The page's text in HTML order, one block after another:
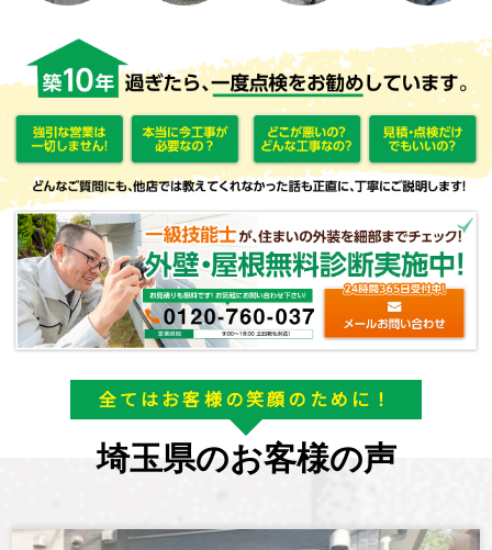
全てはお客様の笑顔のために！
埼玉県のお客様の声